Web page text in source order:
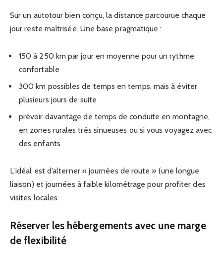
Sur un autotour bien conçu, la distance parcourue chaque
jour reste maîtrisée. Une base pragmatique :
150 à 250 km par jour en moyenne pour un rythme
confortable
300 km possibles de temps en temps, mais à éviter
plusieurs jours de suite
prévoir davantage de temps de conduite en montagne,
en zones rurales très sinueuses ou si vous voyagez avec
des enfants
L’idéal est d’alterner « journées de route » (une longue
liaison) et journées à faible kilométrage pour profiter des
visites locales.
Réserver les hébergements avec une marge
de flexibilité